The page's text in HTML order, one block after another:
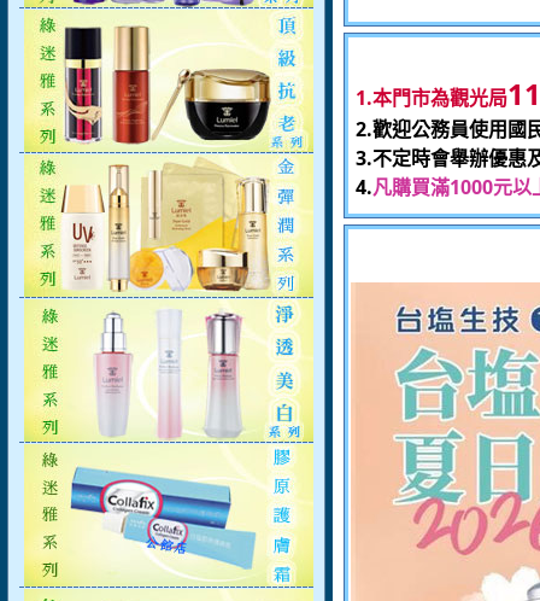
1.本門市為觀光局
2.歡迎公務員使用國
3.不定時會舉辦優惠
4.凡購買滿1000元以